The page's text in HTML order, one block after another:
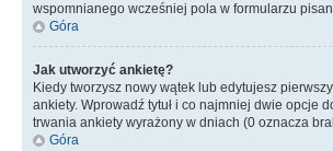
wspomnianego wcześniej pola w formularzu
Góra
Jak utworzyć ankietę?
Kiedy tworzysz nowy wątek lub edytujesz
ankiety. Wprowadź tytuł i co najmniej dwie opcje
trwania ankiety wyrażony w dniach (0 oznacza
Góra